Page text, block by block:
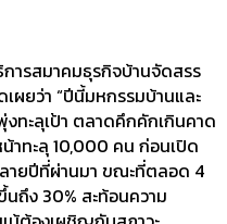
ารสมาคมธุรกิจบ้านจัดสรร
ผยว่า “ปีนี้มหกรรมบ้านและ
ทะลุเป้า ตลาดคึกคักเกินคาด
าทะลุ 10,000 คน ก่อนเปิด
ายปีที่ผ่านมา ขณะที่ตลอด 4
ถึง 30% สะท้อนความ